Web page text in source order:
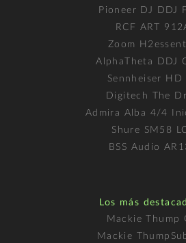
Pioneer DJ DDJ
RCF ART
Zoom
AlphaTheta DDJ
Sennheiser HD
Digitech The
Admira Alba 4/4
Shure SM58
BSS Audio
Los más
Mackie Thump
Mackie